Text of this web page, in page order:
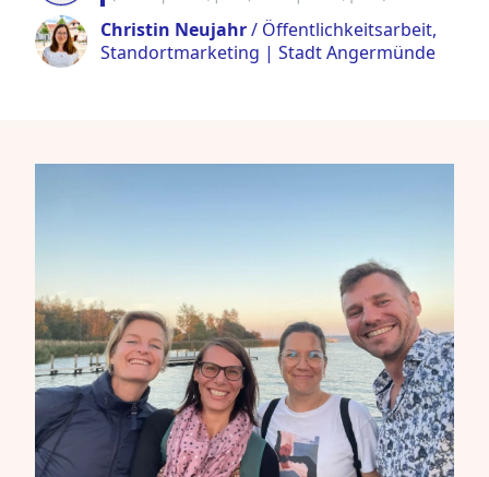
Christin Neujahr/ Öffentlichkeitsarbeit,
Standortmarketing | Stadt Angermünde